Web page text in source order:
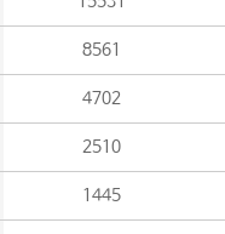
8561
4702
2510
1445